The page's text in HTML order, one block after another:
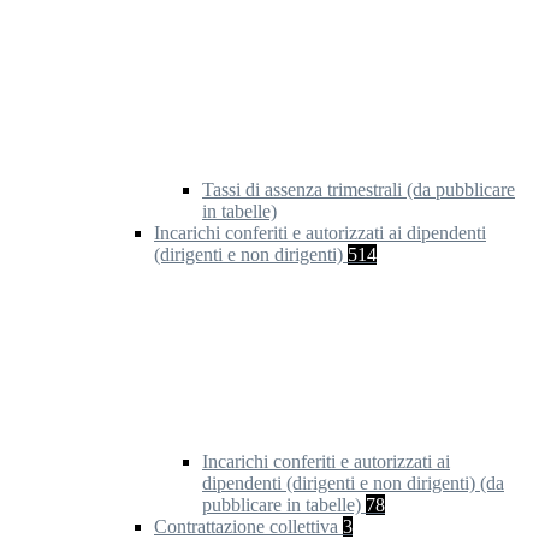
Tassi di assenza trimestrali (da pubblicare
in tabelle)
Incarichi conferiti e autorizzati ai dipendenti
(dirigenti e non dirigenti) 514
Incarichi conferiti e autorizzati ai
dipendenti (dirigenti e non dirigenti) (da
pubblicare in tabelle) 78
Contrattazione collettiva 3